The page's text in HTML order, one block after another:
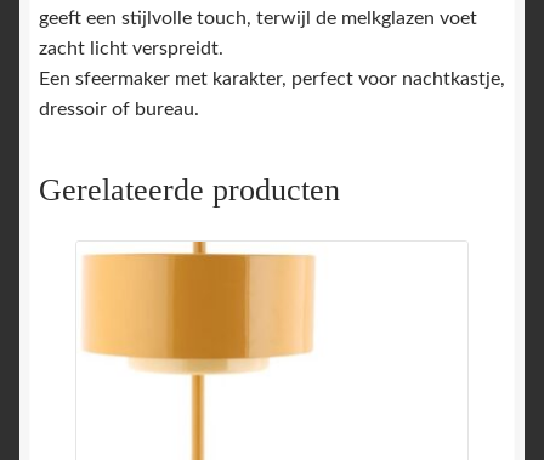
geeft een stijlvolle touch, terwijl de melkglazen voet
zacht licht verspreidt.
Een sfeermaker met karakter, perfect voor nachtkastje,
dressoir of bureau.
Gerelateerde producten